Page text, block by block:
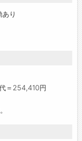
り
＝254,410円